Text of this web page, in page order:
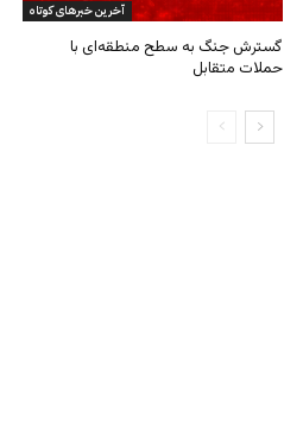
آخرین خبرهای کوتاه
گسترش جنگ به سطح منطقه‌ای با
حملات متقابل